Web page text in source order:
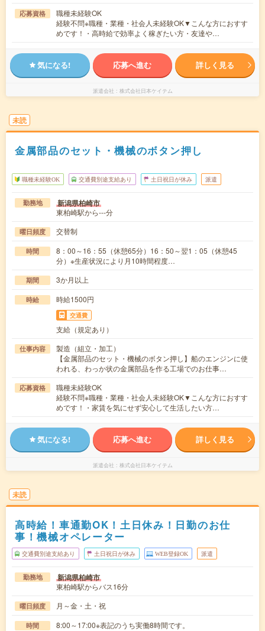
応募資格
職種未経験OK
経験不問※職種・業種・社会人未経験OK▼こんな方におすす
めです！・高時給で効率よく稼ぎたい方・友達や…
気になる! 応募へ進む 詳しく見る
派遣会社 株式会社日本ケイテム
未読
金属部品のセット・機械のボタン押し
職種未経験OK 交通費別途支給あり 土日祝日が休み 派遣
勤務地 新潟県柏崎市
東柏崎駅から---分
曜日頻度 交替制
時間
8：00～16：55（休憩65分）16：50～翌1：05（休憩45
分）※生産状況により月10時間程度…
期間 3か月以上
時給 時給1500円
交通費
支給（規定あり）
仕事内容
製造（組立・加工）
【金属部品のセット・機械のボタン押し】船のエンジンに使
われる、わっか状の金属部品を作る工場でのお仕事…
応募資格
職種未経験OK
経験不問※職種・業種・社会人未経験OK▼こんな方におすす
めです！・家賃を気にせず安心して生活したい方…
気になる! 応募へ進む 詳しく見る
派遣会社 株式会社日本ケイテム
未読
高時給！車通勤OK！土日休み！日勤のお仕
事！機械オペレーター
交通費別途支給あり 土日祝日が休み WEB登録OK 派遣
勤務地 新潟県柏崎市
東柏崎駅からバス16分
曜日頻度 月～金・土・祝
時間 8:00～17:00※表記のうち実働8時間です。